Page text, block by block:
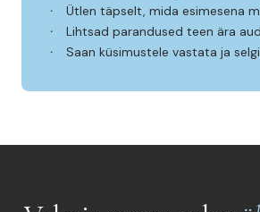
Ütlen täpselt, mida esimesena
Lihtsad parandused teen ära
Saan küsimustele vastata ja